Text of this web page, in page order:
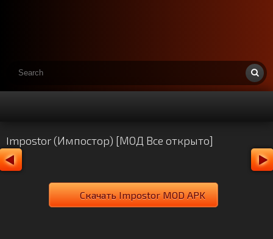
Impostor (Импостор) [МОД Все открыто]
Скачать Impostor MOD APK